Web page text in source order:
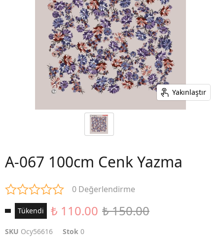
Yakınlaştır
A-067 100cm Cenk Yazma
0 Değerlendirme
Tükendi ₺ 110.00 ₺ 150.00
SKU Ocy56616 Stok 0